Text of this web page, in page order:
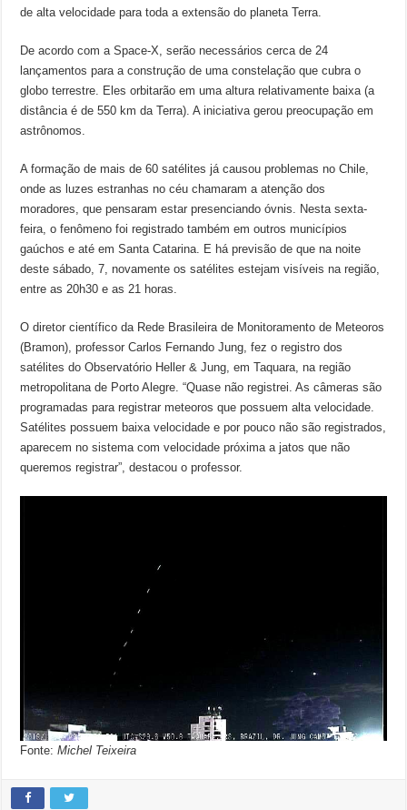
de alta velocidade para toda a extensão do planeta Terra.
De acordo com a Space-X, serão necessários cerca de 24
lançamentos para a construção de uma constelação que cubra o
globo terrestre. Eles orbitarão em uma altura relativamente baixa (a
distância é de 550 km da Terra). A iniciativa gerou preocupação em
astrônomos.
A formação de mais de 60 satélites já causou problemas no Chile,
onde as luzes estranhas no céu chamaram a atenção dos
moradores, que pensaram estar presenciando óvnis. Nesta sexta-
feira, o fenômeno foi registrado também em outros municípios
gaúchos e até em Santa Catarina. E há previsão de que na noite
deste sábado, 7, novamente os satélites estejam visíveis na região,
entre as 20h30 e as 21 horas.
O diretor científico da Rede Brasileira de Monitoramento de Meteoros
(Bramon), professor Carlos Fernando Jung, fez o registro dos
satélites do Observatório Heller & Jung, em Taquara, na região
metropolitana de Porto Alegre. “Quase não registrei. As câmeras são
programadas para registrar meteoros que possuem alta velocidade.
Satélites possuem baixa velocidade e por pouco não são registrados,
aparecem no sistema com velocidade próxima a jatos que não
queremos registrar”, destacou o professor.
Fonte:Michel Teixeira